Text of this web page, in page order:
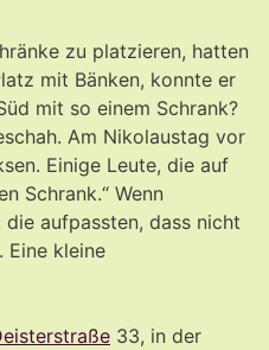
zu platzieren, hatten
mit Bänken, konnte er
mit so einem Schrank?
Am Nikolaustag vor
Einige Leute, die auf
Schrank.“ Wenn
aufpassten, dass nicht
Eine kleine
33, in der